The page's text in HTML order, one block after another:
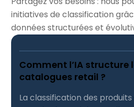
initiatives de classification
données structurées et
Comment l’IA structure
catalogues retail ?
La classification des